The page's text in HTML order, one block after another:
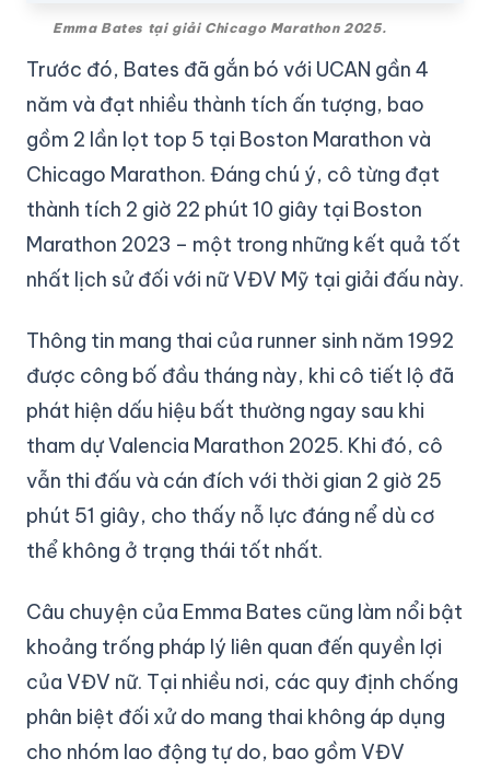
Emma Bates tại giải Chicago Marathon 2025.
Trước đó, Bates đã gắn bó với UCAN gần 4
năm và đạt nhiều thành tích ấn tượng, bao
gồm 2 lần lọt top 5 tại Boston Marathon và
Chicago Marathon. Đáng chú ý, cô từng đạt
thành tích 2 giờ 22 phút 10 giây tại Boston
Marathon 2023 – một trong những kết quả tốt
nhất lịch sử đối với nữ VĐV Mỹ tại giải đấu này.
Thông tin mang thai của runner sinh năm 1992
được công bố đầu tháng này, khi cô tiết lộ đã
phát hiện dấu hiệu bất thường ngay sau khi
tham dự Valencia Marathon 2025. Khi đó, cô
vẫn thi đấu và cán đích với thời gian 2 giờ 25
phút 51 giây, cho thấy nỗ lực đáng nể dù cơ
thể không ở trạng thái tốt nhất.
Câu chuyện của Emma Bates cũng làm nổi bật
khoảng trống pháp lý liên quan đến quyền lợi
của VĐV nữ. Tại nhiều nơi, các quy định chống
phân biệt đối xử do mang thai không áp dụng
cho nhóm lao động tự do, bao gồm VĐV